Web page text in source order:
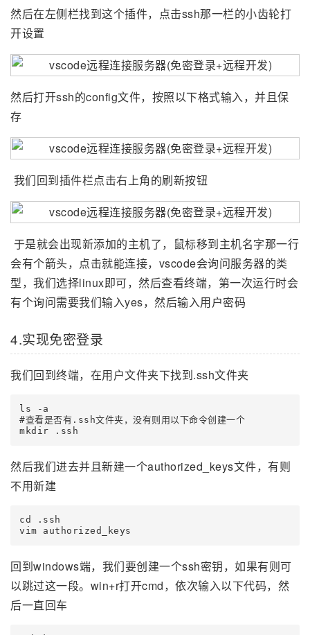
然后在左侧栏找到这个插件，点击ssh那一栏的小齿轮打
开设置
然后打开ssh的config文件，按照以下格式输入，并且保
存
我们回到插件栏点击右上角的刷新按钮
于是就会出现新添加的主机了，鼠标移到主机名字那一行
会有个箭头，点击就能连接，vscode会询问服务器的类
型，我们选择linux即可，然后查看终端，第一次运行时会
有个询问需要我们输入yes，然后输入用户密码
4.实现免密登录
我们回到终端，在用户文件夹下找到.ssh文件夹
ls -a
#查看是否有.ssh文件夹，没有则用以下命令创建一个
mkdir .ssh
然后我们进去并且新建一个authorized_keys文件，有则
不用新建
cd .ssh
vim authorized_keys
回到windows端，我们要创建一个ssh密钥，如果有则可
以跳过这一段。win+r打开cmd，依次输入以下代码，然
后一直回车